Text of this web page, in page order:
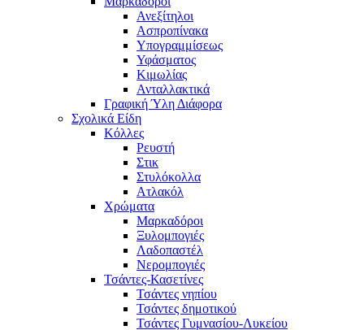
Ανεξίτηλοι
Ασπροπίνακα
Υπογραμμίσεως
Υφάσματος
Κιμωλίας
Ανταλλακτικά
Γραφική Ύλη Διάφορα
Σχολικά Είδη
Κόλλες
Ρευστή
Στικ
Στυλόκολλα
Ατλακόλ
Χρώματα
Μαρκαδόροι
Ξυλομπογιές
Λαδοπαστέλ
Νερομπογιές
Τσάντες-Κασετίνες
Τσάντες νηπίου
Τσάντες δημοτικού
Τσάντες Γυμνασίου-Λυκείου